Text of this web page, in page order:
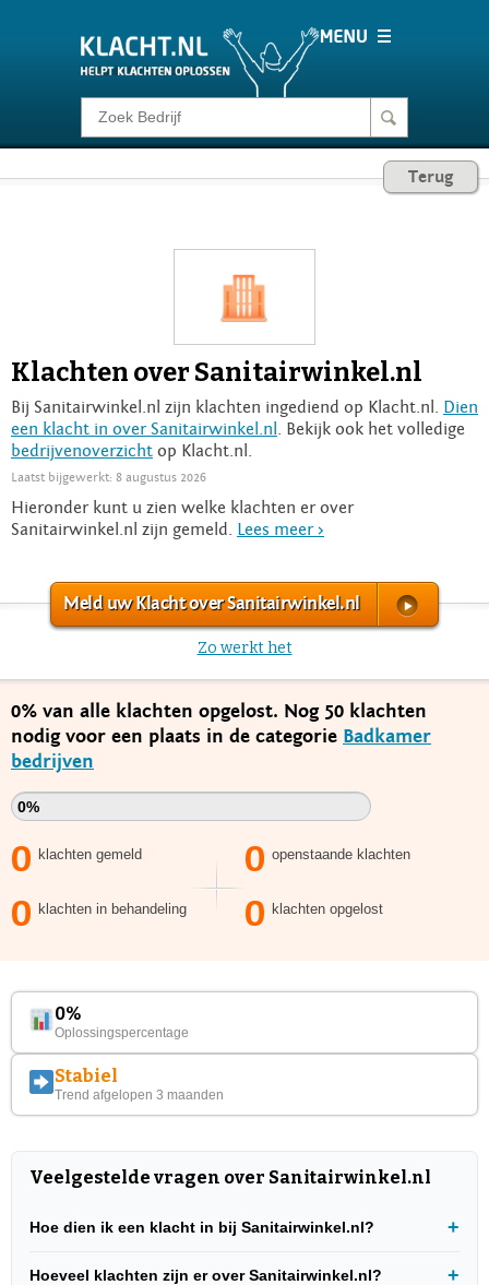
Klacht melden
Login
Terug
Klachten over Sanitairwinkel.nl
Bij Sanitairwinkel.nl zijn klachten ingediend op Klacht.nl. Dien
een klacht in over Sanitairwinkel.nl
. Bekijk ook het volledige
bedrijvenoverzicht op Klacht.nl.
Laatst bijgewerkt: 8 augustus 2026
Hieronder kunt u zien welke klachten er over
Sanitairwinkel.nl zijn gemeld. Lees meer >
Meld uw Klacht over Sanitairwinkel.nl
Zo werkt het
0% van alle klachten opgelost. Nog 50 klachten
nodig voor een plaats in de categorie Badkamer
bedrijven
0%
0 klachten gemeld 0 openstaande klachten
0 klachten in behandeling 0 klachten opgelost
0%
Oplossingspercentage
Stabiel
Trend afgelopen 3 maanden
Veelgestelde vragen over Sanitairwinkel.nl
Hoe dien ik een klacht in bij Sanitairwinkel.nl?
Hoeveel klachten zijn er over Sanitairwinkel.nl?